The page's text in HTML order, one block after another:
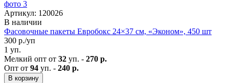
Артикул: 120026
В наличии
Фасовочные пакеты Евробокс 24×37 см, «Эконом», 450 шт
300 р./уп
1 уп.
Мелкий опт от 32 уп. - 270 р.
Опт от 94 уп. - 240 р.
В корзину